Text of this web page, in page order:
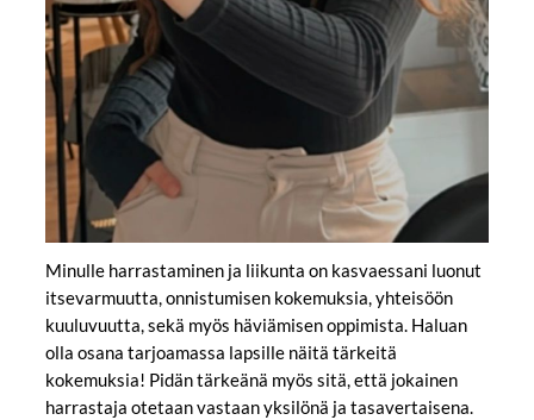
Minulle harrastaminen ja liikunta on kasvaessani luonut
itsevarmuutta, onnistumisen kokemuksia, yhteisöön
kuuluvuutta, sekä myös häviämisen oppimista. Haluan
olla osana tarjoamassa lapsille näitä tärkeitä
kokemuksia! Pidän tärkeänä myös sitä, että jokainen
harrastaja otetaan vastaan yksilönä ja tasavertaisena.